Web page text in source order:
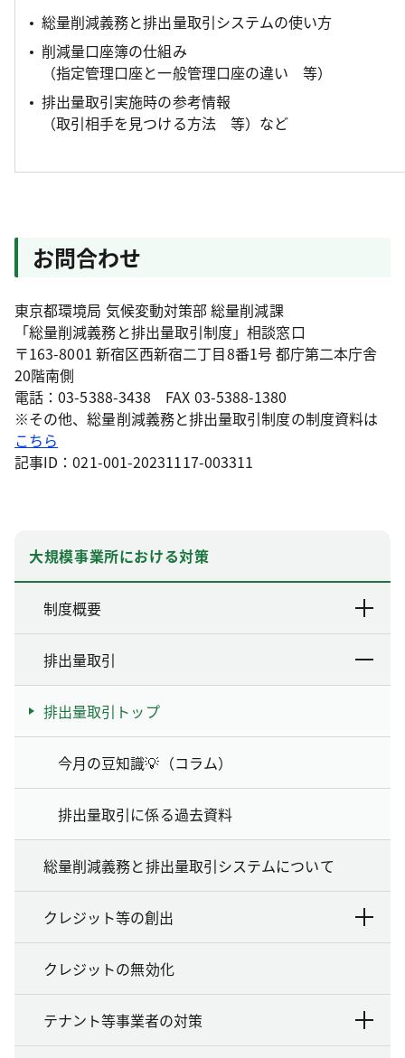
総量削減義務と排出量取引システムの使い方
削減量口座簿の仕組み
（指定管理口座と一般管理口座の違い 等）
排出量取引実施時の参考情報
（取引相手を見つける方法 等）など
お問合わせ
東京都環境局 気候変動対策部 総量削減課
「総量削減義務と排出量取引制度」相談窓口
〒163-8001 新宿区西新宿二丁目8番1号 都庁第二本庁舎
20階南側
電話：03-5388-3438 FAX 03-5388-1380
※その他、総量削減義務と排出量取引制度の制度資料は
こちら
記事ID：021-001-20231117-003311
大規模事業所における対策
制度概要
排出量取引
排出量取引トップ
今月の豆知識💡（コラム）
排出量取引に係る過去資料
総量削減義務と排出量取引システムについて
クレジット等の創出
クレジットの無効化
テナント等事業者の対策